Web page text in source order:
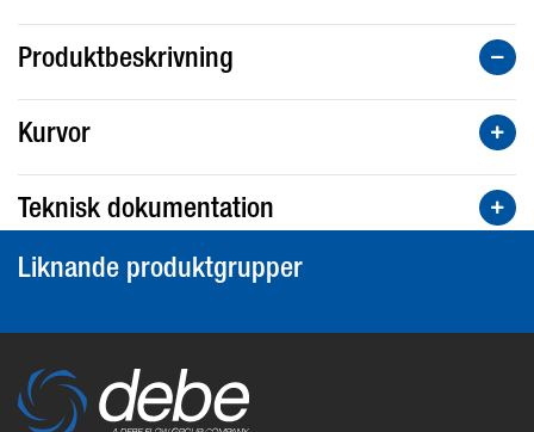
Produktbeskrivning
Kurvor
Teknisk dokumentation
Liknande produktgrupper